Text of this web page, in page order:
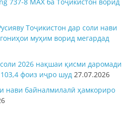
Тоҷикистон дар соли нави
муҳим ворид мегардад
2026 нақшаи қисми даромади
фоиз иҷро шуд 27.07.2026
нави байналмилалӣ ҳамкориро